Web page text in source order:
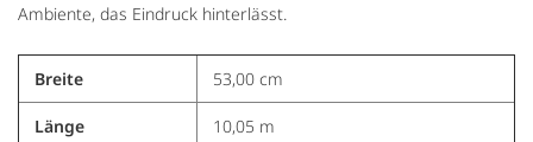
Ambiente, das Eindruck hinterlässt.
Breite 53,00 cm
Länge 10,05 m